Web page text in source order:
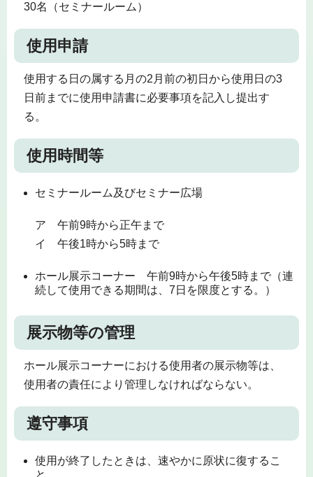
30名（セミナールーム）
使用申請
使用する日の属する月の2月前の初日から使用日の3
日前までに使用申請書に必要事項を記入し提出す
る。
使用時間等
セミナールーム及びセミナー広場
ア 午前9時から正午まで
イ 午後1時から5時まで
ホール展示コーナー 午前9時から午後5時まで（連
続して使用できる期間は、7日を限度とする。）
展示物等の管理
ホール展示コーナーにおける使用者の展示物等は、
使用者の責任により管理しなければならない。
遵守事項
使用が終了したときは、速やかに原状に復するこ
と。